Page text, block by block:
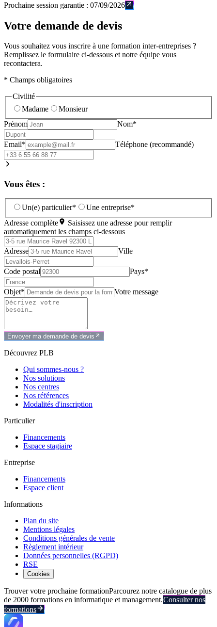
Prochaine session garantie : 07/09/2026
Votre demande de devis
Vous souhaitez vous inscrire à une formation inter-entreprises ?
Remplissez le formulaire ci-dessous et notre équipe vous
recontactera.
* Champs obligatoires
Civilité
Madame
Monsieur
Prénom
Nom*
Email* Téléphone (recommandé)
Vous êtes :
Un(e) particulier*
Une entreprise*
Adresse complète
Saisissez une adresse pour remplir
automatiquement les champs ci-dessous
Adresse Ville
Code postal Pays*
Objet* Votre message
Envoyer ma demande de devis
Découvrez PLB
Qui sommes-nous ?
Nos solutions
Nos centres
Nos références
Modalités d'inscription
Particulier
Financements
Espace stagiaire
Entreprise
Financements
Espace client
Informations
Plan du site
Mentions légales
Conditions générales de vente
Règlement intérieur
Données personnelles (RGPD)
RSE
Cookies
Trouver votre prochaine formationParcourez notre catalogue de plus
de 2000 formations en informatique et management.Consulter nos
formations